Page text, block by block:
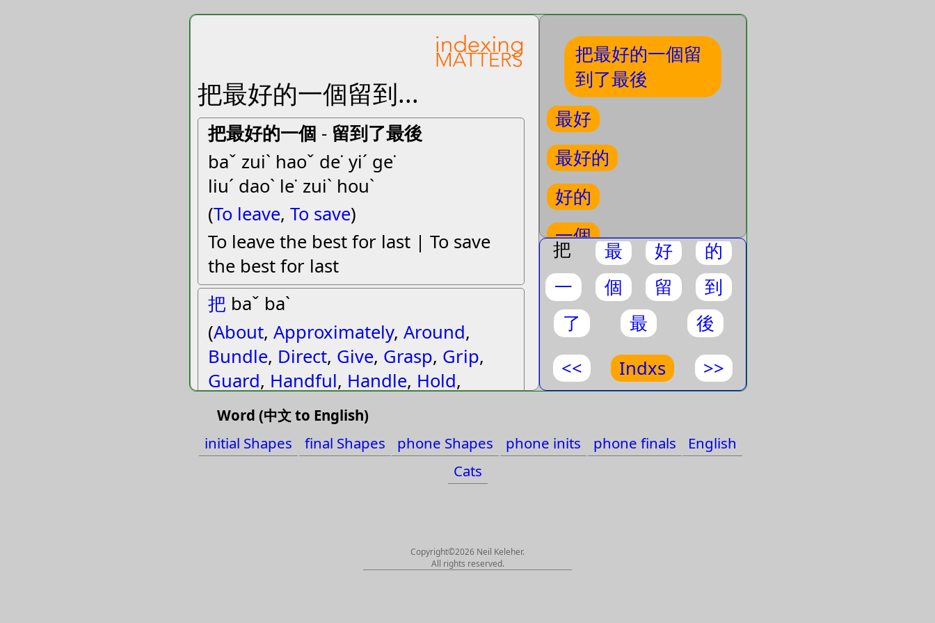
把最好的一個留到...
把最好的一個 - 留到了最後
baˇ zuiˋ haoˇ de˙ yiˊ ge˙
liuˊ daoˋ le˙ zuiˋ houˋ
(To leave, To save)
To leave the best for last | To save
the best for last
把 baˇ baˋ
(About, Approximately, Around,
Bundle, Direct, Give, Grasp, Grip,
Guard, Handful, Handle, Hold,
Make,Regard as, Sworn
Watch over
Take, Handle, Hold, Grasp, Handful,
Manufacture), Regard as, Direct
把最好的一個留
到了最後
最好
最好的
好的
一個
到了
最後
把
最
把 最 好
的
一
個 留
到
了
最
後
<<
Indxs >>
Word (中文 to English)
initial Shapes
final Shapes phone Shapes phone inits phone finals
English
Cats
Copyright©2026 Neil Keleher.
All rights reserved.